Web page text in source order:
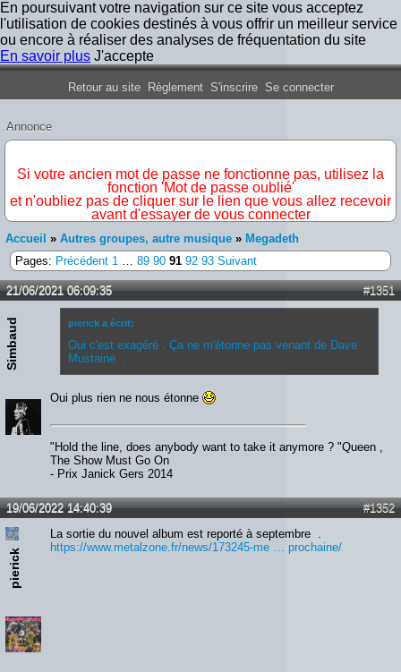
En poursuivant votre navigation sur ce site vous acceptez
l'utilisation de cookies destinés à vous offrir un meilleur service
ou encore à réaliser des analyses de fréquentation du site
En savoir plus J'accepte
Forum Iron Maiden France
Retour au site Règlement S'inscrire Se connecter
Annonce
Si votre ancien mot de passe ne fonctionne pas, utilisez la
fonction 'Mot de passe oublié'
et n'oubliez pas de cliquer sur le lien que vous allez recevoir
avant d'essayer de vous connecter
Accueil » Autres groupes, autre musique » Megadeth
Pages: Précédent 1 … 89 90 91 92 93 Suivant
#1351
21/06/2021 06:09:35
Simbaud pierick a écrit:
Oui c'est exagéré . Ça ne m'étonne pas venant de Dave
Mustaine .
Oui plus rien ne nous étonne
"Hold the line, does anybody want to take it anymore ? "Queen ,
The Show Must Go On
- Prix Janick Gers 2014
#1352
19/06/2022 14:40:39
pierick
La sortie du nouvel album est reporté à septembre .
https://www.metalzone.fr/news/173245-me … prochaine/